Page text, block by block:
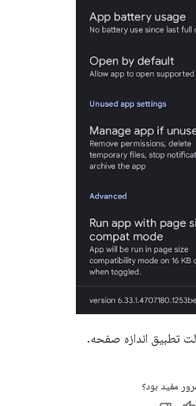
تطبیق اندازه صفحه.
مفید بود؟